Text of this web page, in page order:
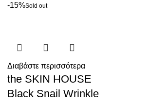
-15%Sold out
Διαβάστε περισσότερα
the SKIN HOUSE
Black Snail Wrinkle